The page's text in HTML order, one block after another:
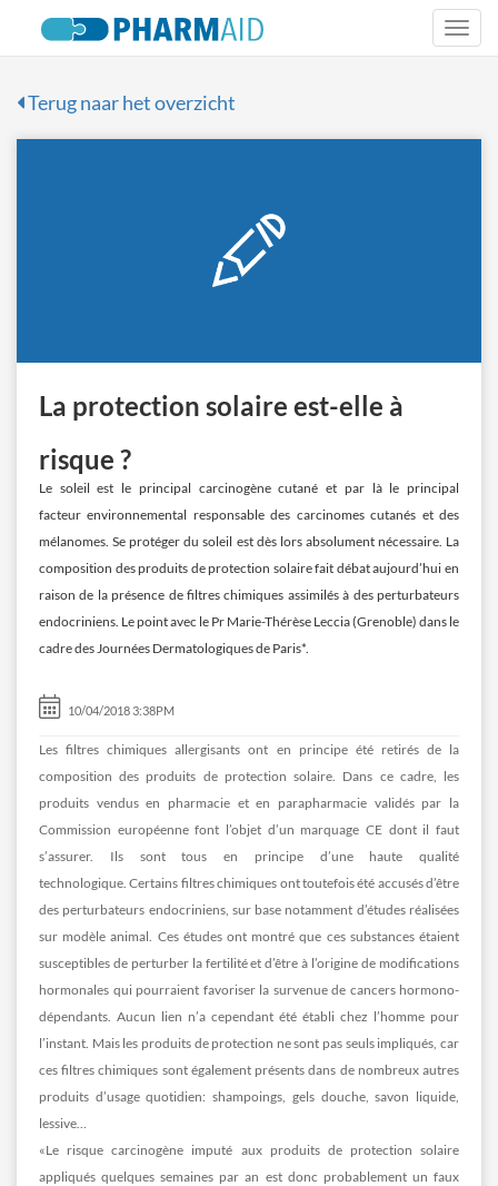
Terug naar het overzicht
La protection solaire est-elle à
risque ?
Le soleil est le principal carcinogène cutané et par là le principal
facteur environnemental responsable des carcinomes cutanés et des
mélanomes. Se protéger du soleil est dès lors absolument nécessaire. La
composition des produits de protection solaire fait débat aujourd’hui en
raison de la présence de filtres chimiques assimilés à des perturbateurs
endocriniens. Le point avec le Pr Marie-Thérèse Leccia (Grenoble) dans le
cadre des Journées Dermatologiques de Paris*.
10/04/2018 3:38PM
Les filtres chimiques allergisants ont en principe été retirés de la
composition des produits de protection solaire. Dans ce cadre, les
produits vendus en pharmacie et en parapharmacie validés par la
Commission européenne font l’objet d’un marquage CE dont il faut
s’assurer. Ils sont tous en principe d’une haute qualité
technologique. Certains filtres chimiques ont toutefois été accusés d’être
des perturbateurs endocriniens, sur base notamment d’études réalisées
sur modèle animal. Ces études ont montré que ces substances étaient
susceptibles de perturber la fertilité et d’être à l’origine de modifications
hormonales qui pourraient favoriser la survenue de cancers hormono-
dépendants. Aucun lien n’a cependant été établi chez l’homme pour
l’instant. Mais les produits de protection ne sont pas seuls impliqués, car
ces filtres chimiques sont également présents dans de nombreux autres
produits d’usage quotidien: shampoings, gels douche, savon liquide,
lessive…
«Le risque carcinogène imputé aux produits de protection solaire
appliqués quelques semaines par an est donc probablement un faux